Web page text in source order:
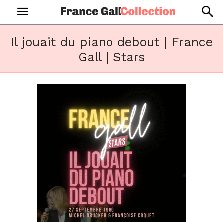
Il jouait du piano debout | France
Gall | Stars